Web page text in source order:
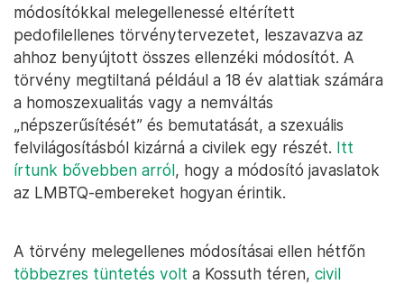
módosítókkal melegellenessé eltérített
pedofilellenes törvénytervezetet, leszavazva az
ahhoz benyújtott összes ellenzéki módosítót. A
törvény megtiltaná például a 18 év alattiak számára
a homoszexualitás vagy a nemváltás
„népszerűsítését” és bemutatását, a szexuális
felvilágosításból kizárná a civilek egy részét. Itt
írtunk bővebben arról, hogy a módosító javaslatok
az LMBTQ-embereket hogyan érintik.
A törvény melegellenes módosításai ellen hétfőn
többezres tüntetés volt a Kossuth téren, civil